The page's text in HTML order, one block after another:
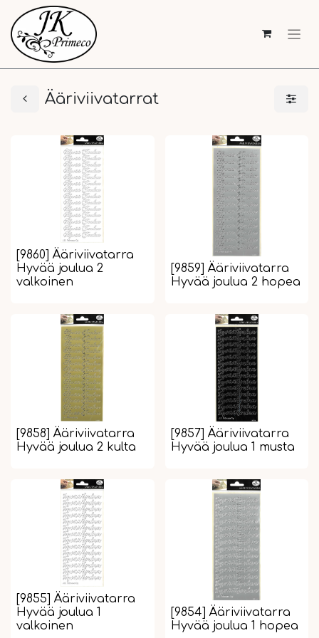
Ääriviivatarrat
[9860] Ääriviivatarra
Hyvää joulua 2
valkoinen
[9859] Ääriviivatarra
Hyvää joulua 2 hopea
[9858] Ääriviivatarra
Hyvää joulua 2 kulta
[9857] Ääriviivatarra
Hyvää joulua 1 musta
[9855] Ääriviivatarra
Hyvää joulua 1
valkoinen
[9854] Ääriviivatarra
Hyvää joulua 1 hopea